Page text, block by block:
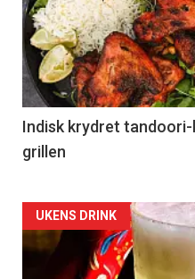
Indisk krydret
grillen
Forsiden
akkurat
UKENS DRINK